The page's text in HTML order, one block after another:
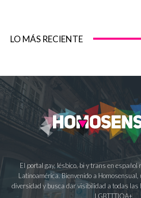
LO MÁS RECIENTE
El portal gay, lésbico, bi y trans en español
Latinoamérica. Bienvenido a Homosensual,
diversidad y busca dar visibilidad a todas las
LGBTTTIQA+.